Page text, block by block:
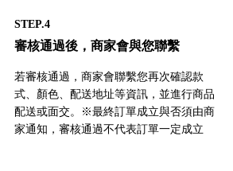
STEP.4
審核通過後，商家會與您聯繫
若審核通過，商家會聯繫您再次確認款
式、顏色、配送地址等資訊，並進行商品
配送或面交。※最終訂單成立與否須由商
家通知，審核通過不代表訂單一定成立